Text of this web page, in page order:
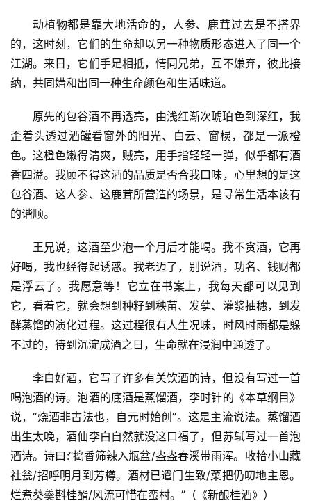
文
化
情
感
旅
育
儿
娱
乐
题
更
多
登录 注册
动植物都是靠大地活命的，人参、鹿茸过去是不搭界
的，这时刻，它们的生命却以另一种物质形态进入了同一个
江湖。来日，它们手足相抵，情同兄弟，互不嫌弃，彼此接
纳，共同媾和出同一种生命颜色和生活味道。
原先的包谷酒不再透亮，由浅红渐次琥珀色到深红，我
歪着头透过酒罐看窗外的阳光、白云、窗棂，都是一派橙
色。这橙色嫩得清爽，贼亮，用手指轻轻一弹，似乎都有酒
香四溢。我顾不得这酒的品质是否合我口味，心里想的是这
包谷酒、这人参、这鹿茸所营造的场景，是寻常生活本该有
的谐顺。
王兄说，这酒至少泡一个月后才能喝。我不贪酒，它再
好喝，我也经得起诱惑。我老迈了，别说酒，功名、钱财都
是浮云了。我愿意等！它立在书案上，我每天都可以见到
它，看着它，就会想到种籽到秧苗、发孽、灌浆抽穗，到发
酵蒸馏的演化过程。这过程很有人生况味，时风时雨都是躲
不过的，待到沉淀成酒之日，生命就在浸润中通透了。
李白好酒，它写了许多有关饮酒的诗，但没有写过一首
喝泡酒的诗。泡酒的底酒是蒸馏酒，李时针的《本草纲目》
说，“烧酒非古法也，自元时始创”。这是主流说法。蒸馏酒
出生太晚，酒仙李白自然就没这口福了，但苏轼写过一首泡
酒诗。诗曰:“捣香筛辣入瓶盆/盎盎春溪带雨浑。收拾小山藏
社瓮/招呼明月到芳樽。酒材已遣门生致/菜把仍叨地主恩。
烂煮葵羹斟桂醑/风流可惜在蛮村。”（《新酿桂酒》）